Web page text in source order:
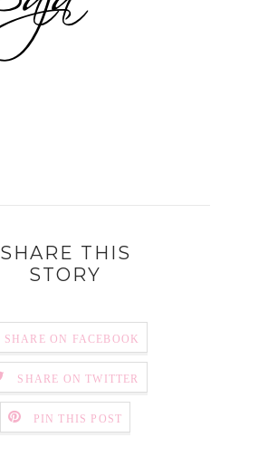
SHARE THIS
STORY
SHARE ON FACEBOOK
SHARE ON TWITTER
PIN THIS POST